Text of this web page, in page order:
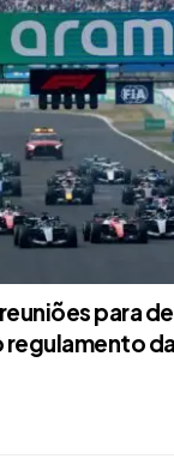
para
regulamento